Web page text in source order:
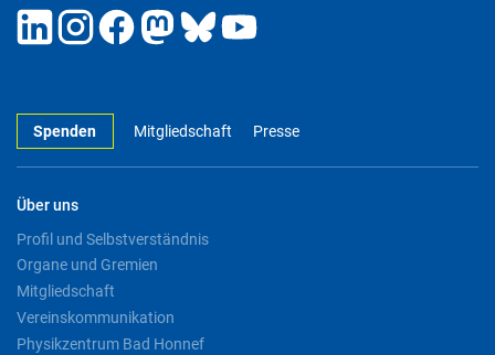
Spenden Mitgliedschaft Presse
Über uns
Profil und Selbstverständnis
Organe und Gremien
Mitgliedschaft
Vereinskommunikation
Physikzentrum Bad Honnef